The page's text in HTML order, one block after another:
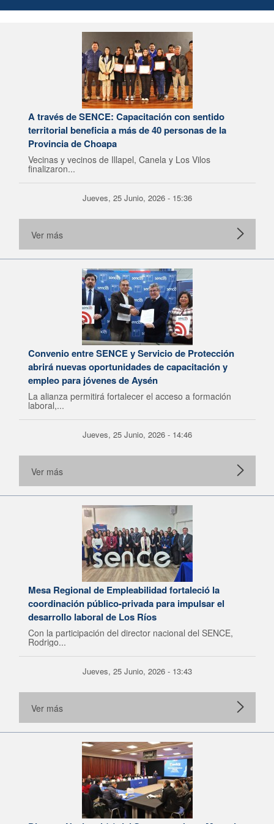
A través de SENCE: Capacitación con sentido
territorial beneficia a más de 40 personas de la
Provincia de Choapa
Vecinas y vecinos de Illapel, Canela y Los Vilos
finalizaron...
Jueves, 25 Junio, 2026 - 15:36
Ver más
Convenio entre SENCE y Servicio de Protección
abrirá nuevas oportunidades de capacitación y
empleo para jóvenes de Aysén
La alianza permitirá fortalecer el acceso a formación
laboral,...
Jueves, 25 Junio, 2026 - 14:46
Ver más
Mesa Regional de Empleabilidad fortaleció la
coordinación público-privada para impulsar el
desarrollo laboral de Los Ríos
Con la participación del director nacional del SENCE,
Rodrigo...
Jueves, 25 Junio, 2026 - 13:43
Ver más